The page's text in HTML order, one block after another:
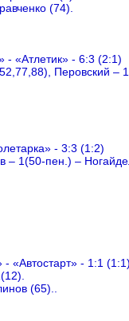
(74).
- «Атлетик» - 6:3 (2:1)
Перовский –
- 3:3 (1:2)
– 1(50-пен.) –
- «Автостарт» - 1:1
(65)..